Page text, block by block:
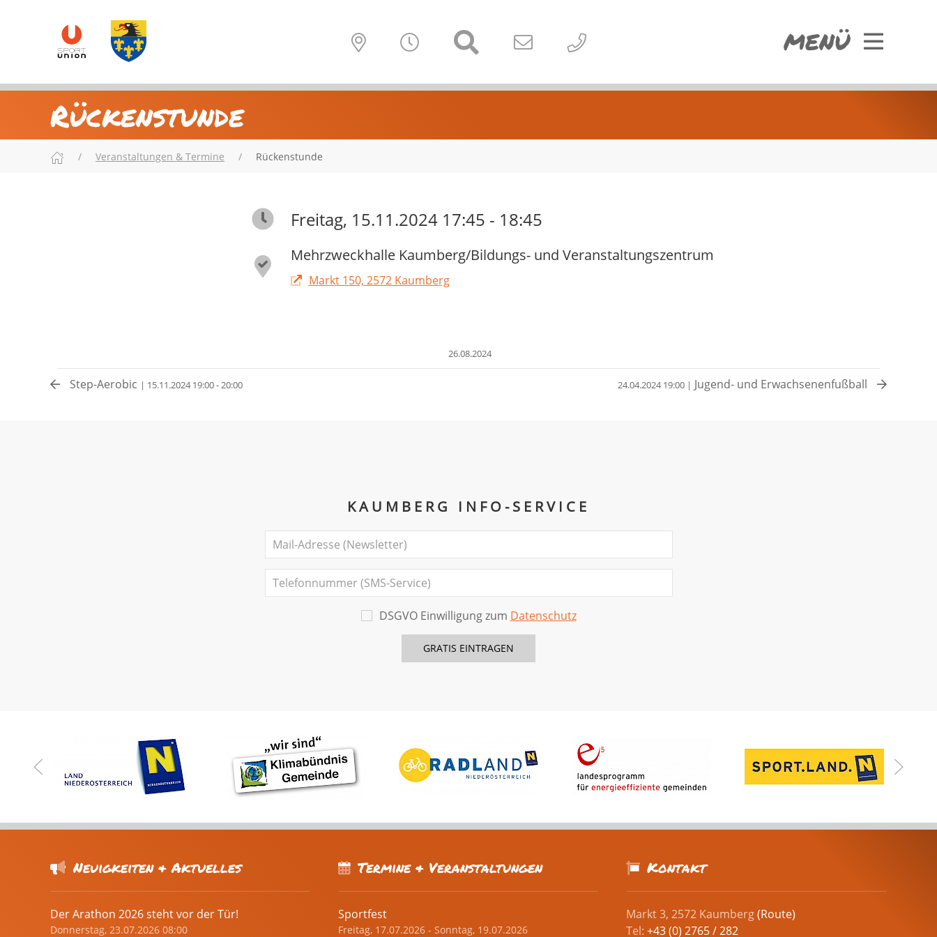
MENÜ
Rückenstunde
Veranstaltungen & Termine Rückenstunde
Freitag, 15.11.2024 17:45 - 18:45
Mehrzweckhalle Kaumberg/Bildungs- und Veranstaltungszentrum
Markt 150, 2572 Kaumberg
26.08.2024
Step-Aerobic | 15.11.2024 19:00 - 20:00 24.04.2024 19:00 | Jugend- und Erwachsenenfußball
KAUMBERG INFO-SERVICE
DSGVO Einwilligung zum Datenschutz
Neuigkeiten & Aktuelles
Der Arathon 2026 steht vor der Tür!
Donnerstag, 23.07.2026 08:00
Termine & Veranstaltungen
Sportfest
Freitag, 17.07.2026 - Sonntag, 19.07.2026
Kontakt
Markt 3, 2572 Kaumberg(Route)
Tel:+43 (0) 2765 / 282